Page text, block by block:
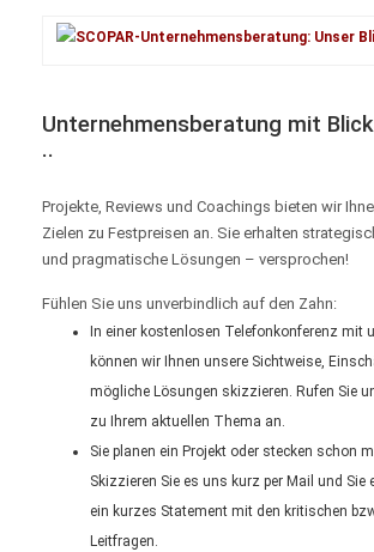
Unternehmensberatung mit
..
Projekte, Reviews und Coachings bieten wir
Zielen zu Festpreisen an. Sie erhalten
und pragmatische Lösungen – versprochen!
Fühlen Sie uns unverbindlich auf den Zahn:
In einer kostenlosen Telefonkonferenz mit
können wir Ihnen unsere Sichtweise,
mögliche Lösungen skizzieren. Rufen Sie
zu Ihrem aktuellen Thema an.
Sie planen ein Projekt oder stecken schon
Skizzieren Sie es uns kurz per Mail und Sie
ein kurzes Statement mit den kritischen
Leitfragen.